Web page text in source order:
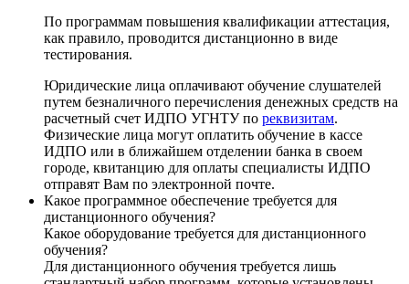
По программам повышения квалификации аттестация,
как правило, проводится дистанционно в виде
тестирования.
Юридические лица оплачивают обучение слушателей
путем безналичного перечисления денежных средств на
расчетный счет ИДПО УГНТУ по реквизитам.
Физические лица могут оплатить обучение в кассе
ИДПО или в ближайшем отделении банка в своем
городе, квитанцию для оплаты специалисты ИДПО
отправят Вам по электронной почте.
Какое программное обеспечение требуется для
дистанционного обучения?
Какое оборудование требуется для дистанционного
обучения?
Для дистанционного обучения требуется лишь